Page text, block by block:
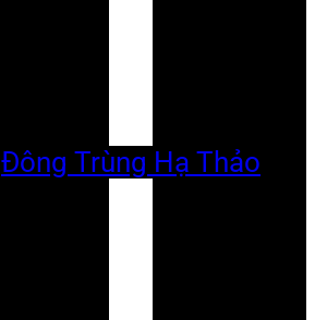
Đông Trùng Hạ Thảo